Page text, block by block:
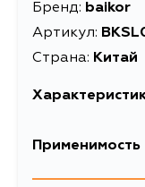
Бренд: baikor
Артикул:
Страна: Китай
Описание
Применимость